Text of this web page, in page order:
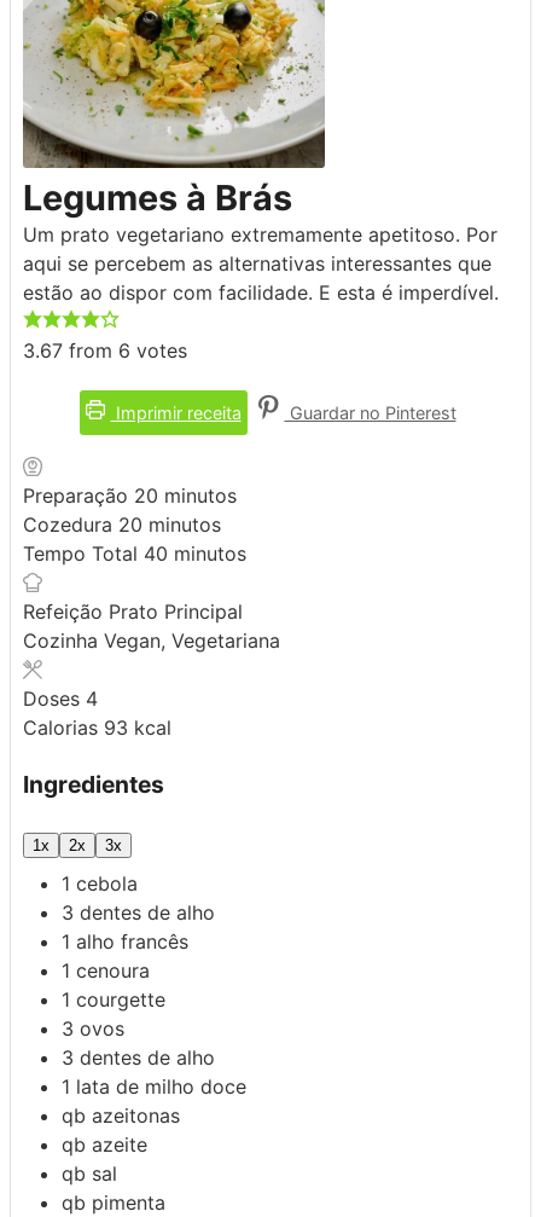
Legumes à Brás
Um prato vegetariano extremamente apetitoso. Por
aqui se percebem as alternativas interessantes que
estão ao dispor com facilidade. E esta é imperdível.
3.67 from 6 votes
Imprimir receita Guardar no Pinterest
Preparação 20 minutos
minutos
Cozedura 20 minutos
minutos
Tempo Total 40 minutos
minutos
Refeição Prato Principal
Cozinha Vegan, Vegetariana
Doses 4
Calorias 93 kcal
Ingredientes
1x 2x 3x
1 cebola
3 dentes de alho
1 alho francês
1 cenoura
1 courgette
3 ovos
3 dentes de alho
1 lata de milho doce
qb azeitonas
qb azeite
qb sal
qb pimenta